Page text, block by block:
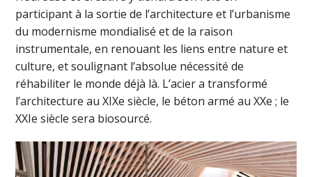
participant à la sortie de l’architecture et l’urbanisme
du modernisme mondialisé et de la raison
instrumentale, en renouant les liens entre nature et
culture, et soulignant l’absolue nécessité de
réhabiliter le monde déjà là. L’acier a transformé
l’architecture au XIXe siècle, le béton armé au XXe ; le
XXIe siècle sera biosourcé.